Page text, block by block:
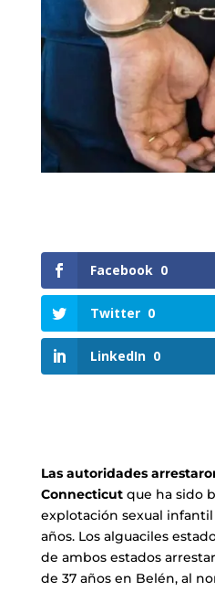
Facebook 0
Twitter 0
LinkedIn 0
Las autoridades
Connecticutque ha sido
explotación sexual
años. Los alguaciles
de ambos estados
de 37 años en Belén, al